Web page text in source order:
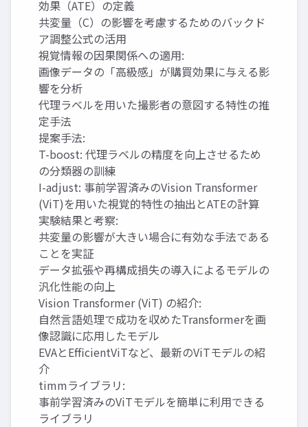
効果（ATE）の定義
共変量（C）の影響を考慮するためのバックド
ア調整公式の活用
視覚情報の因果関係への適用:
画像データの「高級感」が購買効果に与える影
響を分析
代理ラベルを用いた撮影者の意図する特性の推
定手法
提案手法:
T-boost: 代理ラベルの精度を向上させるため
の分類器の訓練
I-adjust: 事前学習済みのVision Transformer
(ViT)を用いた視覚的特性の抽出とATEの計算
実験結果と考察:
共変量の影響が大きい場合に有効な手法である
ことを実証
データ拡張や再構成損失の導入によるモデルの
汎化性能の向上
Vision Transformer (ViT) の紹介:
自然言語処理で成功を収めたTransformerを画
像認識に応用したモデル
EVAとEfficientViTなど、最新のViTモデルの紹
介
timmライブラリ:
事前学習済みのViTモデルを簡単に利用できる
ライブラリ